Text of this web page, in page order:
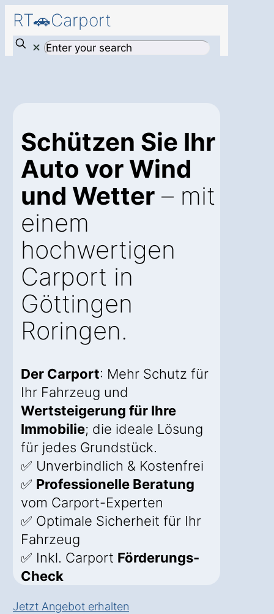
RT🚗Carport
✕
Schützen Sie Ihr
Auto vor Wind
und Wetter – mit
einem
hochwertigen
Carport in
Göttingen
Roringen.
Der Carport: Mehr Schutz für
Ihr Fahrzeug und
Wertsteigerung für Ihre
Immobilie; die ideale Lösung
für jedes Grundstück.
✅ Unverbindlich & Kostenfrei
✅ Professionelle Beratung
vom Carport-Experten
✅ Optimale Sicherheit für Ihr
Fahrzeug
✅ Inkl. Carport Förderungs-
Check
Jetzt Angebot erhalten